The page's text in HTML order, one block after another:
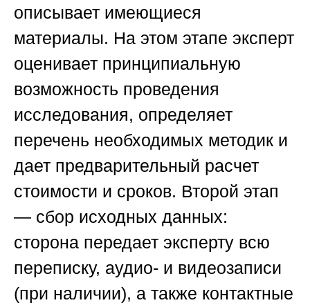
описывает имеющиеся
материалы. На этом этапе эксперт
оценивает принципиальную
возможность проведения
исследования, определяет
перечень необходимых методик и
дает предварительный расчет
стоимости и сроков. Второй этап
— сбор исходных данных:
сторона передает эксперту всю
переписку, аудио- и видеозаписи
(при наличии), а также контактные